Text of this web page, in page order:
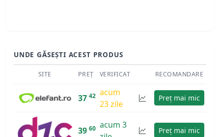
UNDE GĂSEȘTI ACEST PRODUS
SITE PREȚ VERIFICAT RECOMANDARE
37 42 acum
23 zile
Preț mai mic
39 60 acum 3
Preț mai mic